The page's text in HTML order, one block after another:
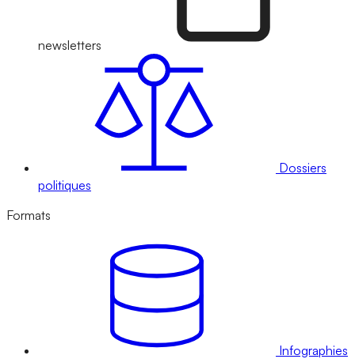
newsletters
Dossiers
politiques
Formats
Infographies